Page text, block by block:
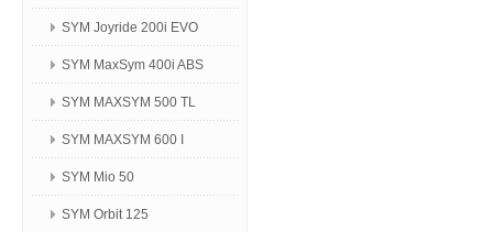
SYM Joyride 200i EVO
SYM MaxSym 400i ABS
SYM MAXSYM 500 TL
SYM MAXSYM 600 I
SYM Mio 50
SYM Orbit 125